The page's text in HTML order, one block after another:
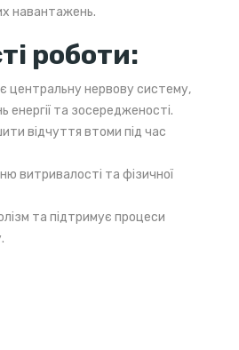
навантажень.
роботи:
центральну нервову систему,
енергії та зосередженості.
відчуття втоми під час
витривалості та фізичної
та підтримує процеси
зайвих калорій і цукру.